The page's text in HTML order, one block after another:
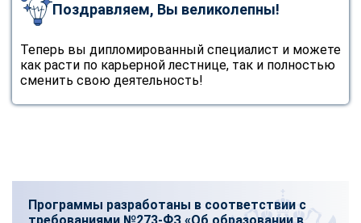
Поздравляем, Вы великолепны!
Теперь вы дипломированный специалист и можете
как расти по карьерной лестнице, так и полностью
сменить свою деятельность!
Программы разработаны в соответствии с